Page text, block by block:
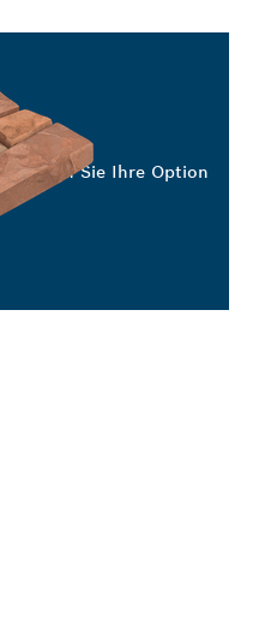
Wählen Sie Ihre Option